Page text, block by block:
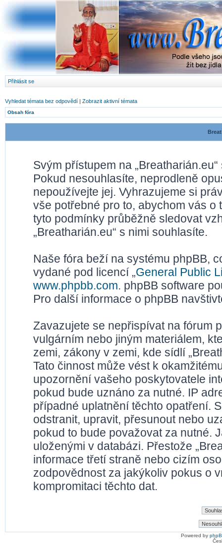
Přihlásit se
Vyhledat témata bez odpovědí | Zobrazit aktivní témata
Obsah fóra
Svým přístupem na
Pokud nesouhlasíte, neprodleně
nepoužívejte jej. Vyhrazujeme si
vše potřebné pro to, abychom vás o
tyto podmínky průběžně sledovat
„Breatharián.eu“ s nimi souhlasíte.
Naše fóra beží na systému phpBB,
vydané pod licencí „General Public
www.phpbb.com. phpBB software
Pro další informace o phpBB
Zavazujete se nepřispívat na fórum
vulgárním nebo jiným materiálem,
zemi, zákony v zemi, kde sídlí
Tato činnost může vést k
upozornění vašeho poskytovatele
pokud bude uznáno za nutné. IP
případné uplatnění těchto opatření.
odstranit, upravit, přesunout nebo
pokud to bude považovat za nutné.
uloženými v databázi. Přestože
informace třetí straně nebo cizím
zodpovědnost za jakýkoliv pokus o
kompromitaci těchto dat.
Powered by